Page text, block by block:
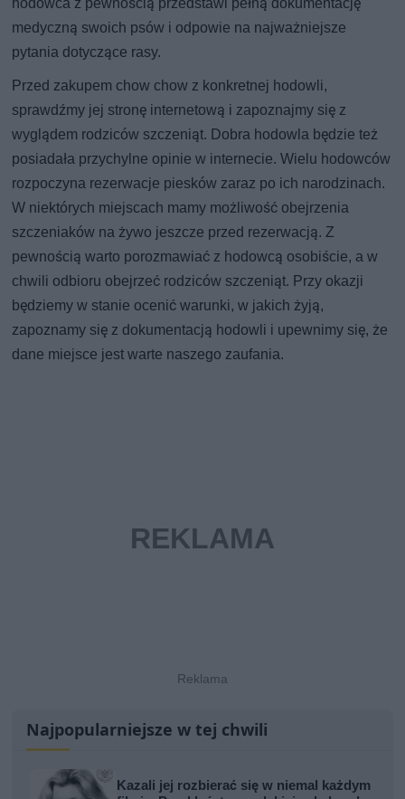
hodowca z pewnością przedstawi pełną dokumentację
medyczną swoich psów i odpowie na najważniejsze
pytania dotyczące rasy.
Przed zakupem chow chow z konkretnej hodowli,
sprawdźmy jej stronę internetową i zapoznajmy się z
wyglądem rodziców szczeniąt. Dobra hodowla będzie też
posiadała przychylne opinie w internecie. Wielu hodowców
rozpoczyna rezerwacje piesków zaraz po ich narodzinach.
W niektórych miejscach mamy możliwość obejrzenia
szczeniaków na żywo jeszcze przed rezerwacją. Z
pewnością warto porozmawiać z hodowcą osobiście, a w
chwili odbioru obejrzeć rodziców szczeniąt. Przy okazji
będziemy w stanie ocenić warunki, w jakich żyją,
zapoznamy się z dokumentacją hodowli i upewnimy się, że
dane miejsce jest warte naszego zaufania.
Najpopularniejsze w tej chwili
Kazali jej rozbierać się w niemal każdym